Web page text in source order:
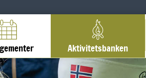
Aktivitetsbanken